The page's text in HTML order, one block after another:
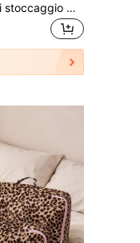
Set di 7/8/9 borse di stoccaggio multifunzionali, borse organizer da viaggio, borse per smistare i vestiti nel bagaglio, set di stoccaggio che include borsa da viaggio portatile, borsa di stoccaggio, borsa a rete, borsa per scarpe, custodia per bottiglia, borsa con coulisse, borsa regolare, borsa per bagaglio, borsa per biancheria intima, borsa da ospedale, camicia, biancheria intima, vestiti, adatto per zaino da viaggio, valigia da viaggio, borsa per bagaglio, attrezzatura da viaggio, borsa per trasloco, borsa organizer per il ritorno a scuola, miglior regalo per le vacanze